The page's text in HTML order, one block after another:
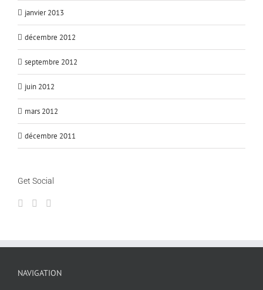
janvier 2013
décembre 2012
septembre 2012
juin 2012
mars 2012
décembre 2011
Get Social
NAVIGATION